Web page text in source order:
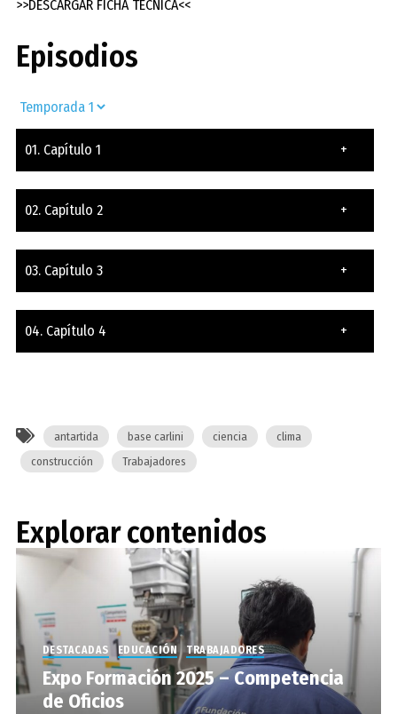
>>DESCARGAR FICHA TÉCNICA<<
Episodios
01. Capítulo 1 +
02. Capítulo 2 +
03. Capítulo 3 +
04. Capítulo 4 +
antartida base carlini ciencia
clima
construcción
Trabajadores
Explorar contenidos
DESTACADAS EDUCACIÓN TRABAJADORES
Expo Formación 2025 – Competencia
de Oficios